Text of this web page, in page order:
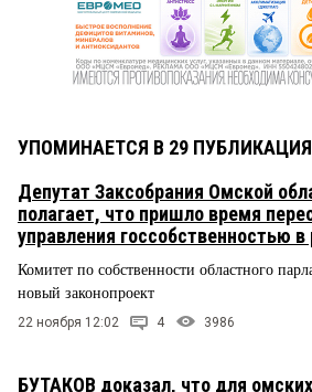
УПОМИНАЕТСЯ В 29
Депутат Заксобрания Омской
полагает, что пришло время
управления госсобственностью в
Комитет по собственности областного
новый законопроект
22 ноября 12:02 4 3986
БУТАКОВ доказал, что для